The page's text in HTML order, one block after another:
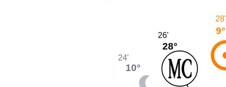
9°
28'
28°
26'
10°
24'